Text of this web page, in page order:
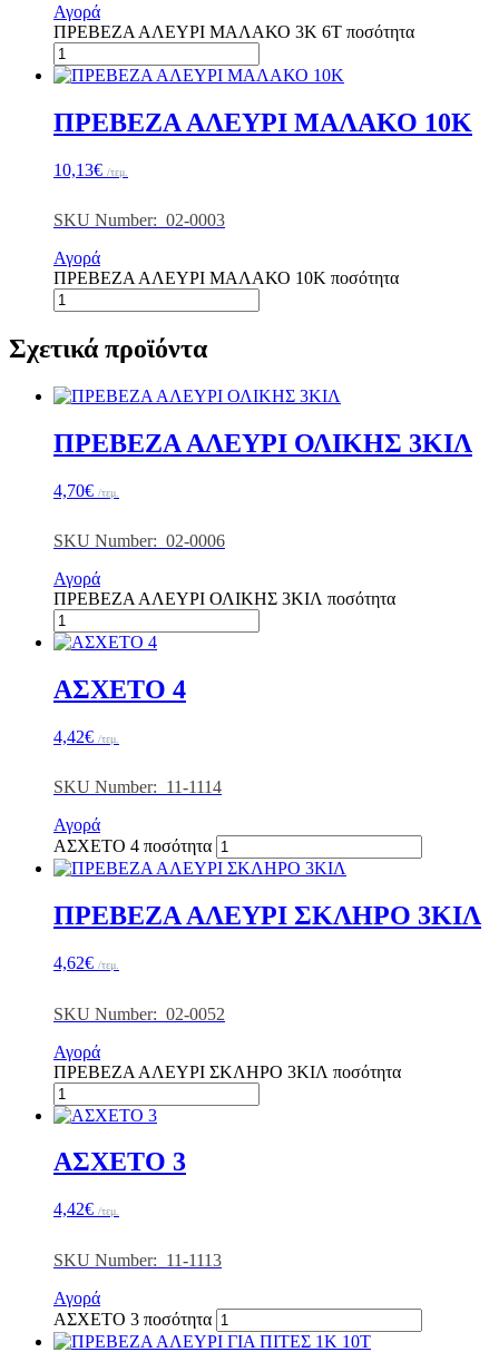
Αγορά
ΠΡΕΒΕΖΑ ΑΛΕΥΡΙ ΜΑΛΑΚΟ 3Κ 6Τ ποσότητα
ΠΡΕΒΕΖΑ ΑΛΕΥΡΙ ΜΑΛΑΚΟ 10Κ
10,13€ /τεμ.
SKU Number: 02-0003
Αγορά
ΠΡΕΒΕΖΑ ΑΛΕΥΡΙ ΜΑΛΑΚΟ 10Κ ποσότητα
Σχετικά προϊόντα
ΠΡΕΒΕΖΑ ΑΛΕΥΡΙ ΟΛΙΚΗΣ 3ΚΙΛ
4,70€ /τεμ.
SKU Number: 02-0006
Αγορά
ΠΡΕΒΕΖΑ ΑΛΕΥΡΙ ΟΛΙΚΗΣ 3ΚΙΛ ποσότητα
ΑΣΧΕΤΟ 4
4,42€ /τεμ.
SKU Number: 11-1114
Αγορά
ΑΣΧΕΤΟ 4 ποσότητα
ΠΡΕΒΕΖΑ ΑΛΕΥΡΙ ΣΚΛΗΡΟ 3ΚΙΛ
4,62€ /τεμ.
SKU Number: 02-0052
Αγορά
ΠΡΕΒΕΖΑ ΑΛΕΥΡΙ ΣΚΛΗΡΟ 3ΚΙΛ ποσότητα
ΑΣΧΕΤΟ 3
4,42€ /τεμ.
SKU Number: 11-1113
Αγορά
ΑΣΧΕΤΟ 3 ποσότητα